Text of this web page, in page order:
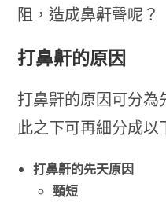
阻，造成鼻鼾聲呢？
打鼻鼾的原因
打鼻鼾的原因可分為
此之下可再細分成以
打鼻鼾的先天原因
頸短